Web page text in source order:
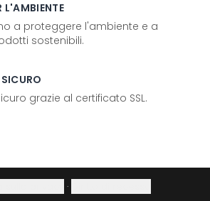
L'AMBIENTE
a proteggere l'ambiente e a
sostenibili.
grazie al certificato SSL.
·